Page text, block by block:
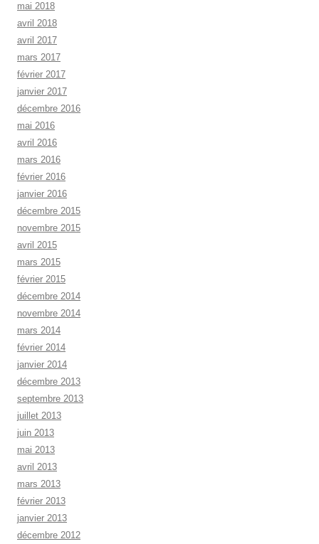
mai 2018
avril 2018
avril 2017
mars 2017
février 2017
janvier 2017
décembre 2016
mai 2016
avril 2016
mars 2016
février 2016
janvier 2016
décembre 2015
novembre 2015
avril 2015
mars 2015
février 2015
décembre 2014
novembre 2014
mars 2014
février 2014
janvier 2014
décembre 2013
septembre 2013
juillet 2013
juin 2013
mai 2013
avril 2013
mars 2013
février 2013
janvier 2013
décembre 2012